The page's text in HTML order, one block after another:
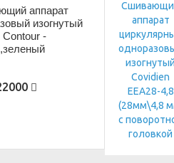
аппарат
изогнутый
Contour -